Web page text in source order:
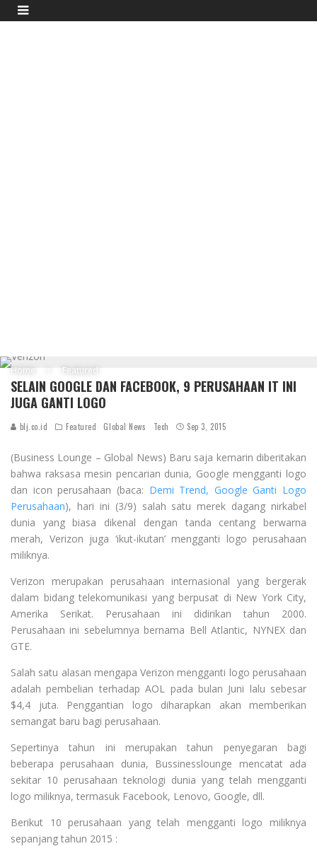
Home Featured
SELAIN GOOGLE DAN FACEBOOK, 9 PERUSAHAAN IT INI
JUGA GANTI LOGO
blj.co.id Featured Global News Tech Sep 3, 2015
(Business Lounge – Global News) Baru saja kemarin diberitakan
bahwa raksasa mesin pencarian dunia, Google mengganti logo
dan icon perusahaan (baca: Demi Trend, Google Ganti Logo
Perusahaan), hari ini (3/9) salah satu merek dagang nirkabel
dunia yang biasa dikenal dengan tanda centang berwarna
merah, Verizon juga ‘ikut-ikutan’ mengganti logo perusahaan
miliknya.
Verizon merupakan perusahaan internasional yang bergerak
dalam bidang telekomunikasi yang berpusat di New York City,
Amerika Serikat. Perusahaan ini didirikan tahun 2000.
Perusahaan ini sebelumnya bernama Bell Atlantic, NYNEX dan
GTE.
Salah satu alasan mengapa Verizon mengganti logo perusahaan
adalah pembelian terhadap AOL pada bulan Juni lalu sebesar
$4,4 juta. Penggantian logo diharapkan akan memberikan
semangat baru bagi perusahaan.
Sepertinya tahun ini merupakan tahun penyegaran bagi
beberapa perusahaan dunia, Bussinesslounge mencatat ada
sekitar 10 perusahaan teknologi dunia yang telah mengganti
logo miliknya, termasuk Facebook, Lenovo, Google, dll.
Berikut 10 perusahaan yang telah mengganti logo miliknya
sepanjang tahun 2015 :